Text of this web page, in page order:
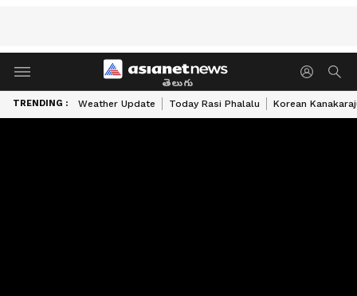
తెలుగు
TRENDING : Weather Update Today Rasi Phalalu Korean